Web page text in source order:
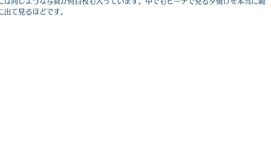
て見るほどです。